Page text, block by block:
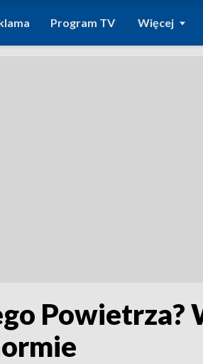
Program TV Więcej
Powietrza?